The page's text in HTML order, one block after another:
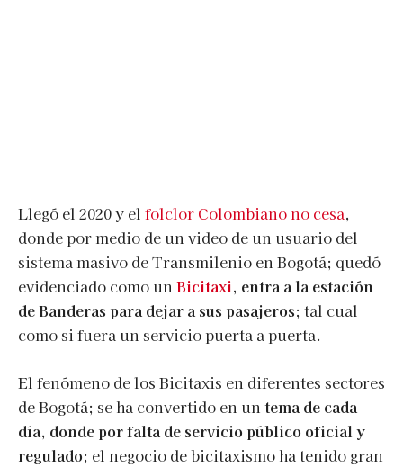
Llegó el 2020 y el folclor Colombiano no cesa,
donde por medio de un video de un usuario del
sistema masivo de Transmilenio en Bogotá; quedó
evidenciado como un Bicitaxi, entra a la estación
de Banderas para dejar a sus pasajeros; tal cual
como si fuera un servicio puerta a puerta.
El fenómeno de los Bicitaxis en diferentes sectores
de Bogotá; se ha convertido en un tema de cada
día, donde por falta de servicio público oficial y
regulado; el negocio de bicitaxismo ha tenido gran